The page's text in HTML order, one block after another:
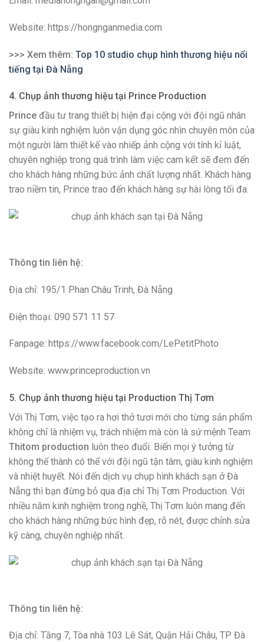
Website: https://hongnganmedia.com
>>> Xem thêm: Top 10 studio chụp hình thương hiệu nổi
tiếng tại Đà Nẵng
4. Chụp ảnh thương hiệu tại Prince Production
Prince đầu tư trang thiết bị hiện đại cộng với đội ngũ nhân
sự giàu kinh nghiệm luôn vận dụng góc nhìn chuyên môn của
một người làm thiết kế vào nhiếp ảnh cộng với tính kỉ luật,
chuyên nghiệp trong quá trình làm việc cam kết sẽ đem đến
cho khách hàng những bức ảnh chất lượng nhất. Khách hàng
trao niềm tin, Prince trao đến khách hàng sự hài lòng tối đa.
Thông tin liên hệ:
Địa chỉ: 195/1 Phan Châu Trinh, Đà Nẵng
Điện thoại: 090 571 11 57
Fanpage: https://www.facebook.com/LePetitPhoto
Website: www.princeproduction.vn
5. Chụp ảnh thương hiệu tại Production Thị Tơm
Với Thị Tơm, việc tạo ra hơi thở tươi mới cho từng sản phẩm
không chỉ là nhiệm vụ, trách nhiệm mà còn là sứ mệnh Team
Thitom production luôn theo đuổi. Biến mọi ý tưởng từ
không thể thành có thể với đội ngũ tận tâm, giàu kinh nghiệm
và nhiệt huyết. Nói đến dịch vụ chụp hình khách sạn ở Đà
Nẵng thì bạn đừng bỏ qua địa chỉ Thị Tơm Production. Với
nhiều năm kinh nghiệm trong nghề, Thị Tơm luôn mang đến
cho khách hàng những bức hình đẹp, rõ nét, được chỉnh sửa
kỹ càng, chuyên nghiệp nhất.
Thông tin liên hệ:
Địa chỉ: Tầng 7, Tòa nhà 103 Lê Sát, Quận Hải Châu, TP Đà